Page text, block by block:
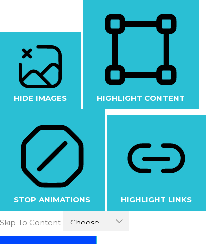
HIDE IMAGES HIGHLIGHT CONTENT
STOP ANIMATIONS HIGHLIGHT LINKS
Skip To Content